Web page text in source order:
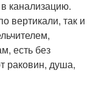
канализацию.
вертикали, так и
есть без
раковин, душа,